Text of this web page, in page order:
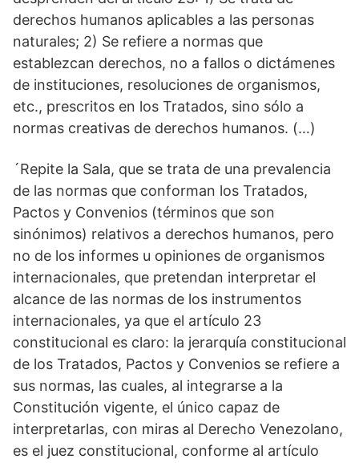
derechos humanos aplicables a las personas
naturales; 2) Se refiere a normas que
establezcan derechos, no a fallos o dictámenes
de instituciones, resoluciones de organismos,
etc., prescritos en los Tratados, sino sólo a
normas creativas de derechos humanos. (…)
´Repite la Sala, que se trata de una prevalencia
de las normas que conforman los Tratados,
Pactos y Convenios (términos que son
sinónimos) relativos a derechos humanos, pero
no de los informes u opiniones de organismos
internacionales, que pretendan interpretar el
alcance de las normas de los instrumentos
internacionales, ya que el artículo 23
constitucional es claro: la jerarquía constitucional
de los Tratados, Pactos y Convenios se refiere a
sus normas, las cuales, al integrarse a la
Constitución vigente, el único capaz de
interpretarlas, con miras al Derecho Venezolano,
es el juez constitucional, conforme al artículo